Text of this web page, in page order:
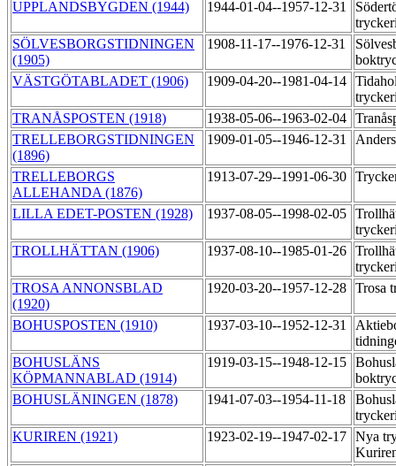
UPPLANDSBYGDEN (1944)
1944-01-04--1957-12-31
SÖLVESBORGSTIDNINGEN
(1905)
1908-11-17--1976-12-31
VÄSTGÖTABLADET (1906)
1909-04-20--1981-04-14
TRANÅSPOSTEN (1918)
1938-05-06--1963-02-04
TRELLEBORGSTIDNINGEN
(1896)
1909-01-05--1946-12-31
TRELLEBORGS
ALLEHANDA (1876)
1913-07-29--1991-06-30
LILLA EDET-POSTEN (1928) 1937-08-05--1998-02-05
TROLLHÄTTAN (1906)
1937-08-10--1985-01-26
TROSA ANNONSBLAD
(1920)
1920-03-20--1957-12-28 Trosa
BOHUSPOSTEN (1910) 1937-03-10--1952-12-31
BOHUSLÄNS
KÖPMANNABLAD (1914)
1919-03-15--1948-12-15
BOHUSLÄNINGEN (1878)
1941-07-03--1954-11-18
KURIREN (1921)
1923-02-19--1947-02-17 Nya